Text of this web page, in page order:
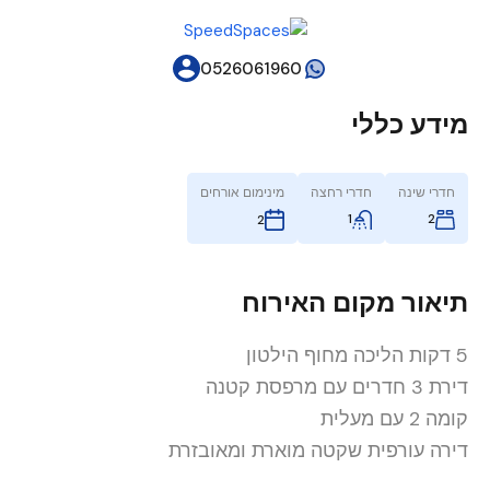
0526061960
מידע כללי
חדרי שינה
2
חדרי רחצה
1
מינימום אורחים
2
תיאור מקום האירוח
5 דקות הליכה מחוף הילטון
דירת 3 חדרים עם מרפסת קטנה
קומה 2 עם מעלית
דירה עורפית שקטה מוארת ומאובזרת